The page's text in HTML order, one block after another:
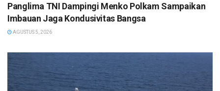
Panglima TNI Dampingi Menko Polkam Sampaikan
Imbauan Jaga Kondusivitas Bangsa
AGUSTUS 5, 2026